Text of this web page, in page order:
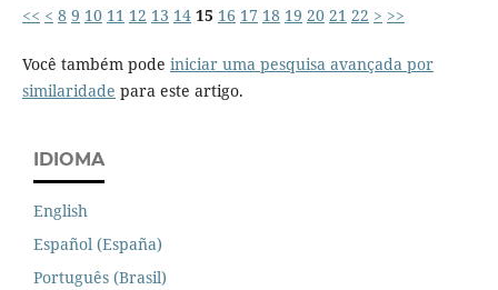
<< < 8 9 10 11 12 13 14 15 16 17 18 19 20 21 22 > >>
Você também pode iniciar uma pesquisa avançada por
similaridade para este artigo.
IDIOMA
English
Español (España)
Português (Brasil)